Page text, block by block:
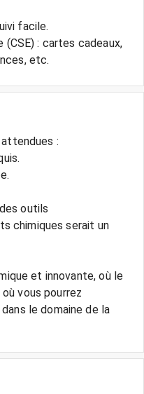
facile.
: cartes cadeaux,
:
outils
chimiques serait un
et innovante, où le
vous pourrez
le domaine de la